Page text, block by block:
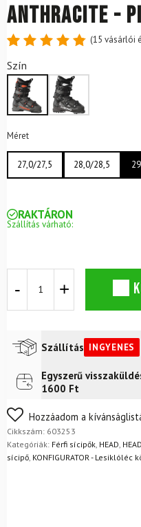
ANTHRACITE -
4.87
5-ből,
értékelés
alapján
(15 vásárlói
Szín
Méret
27,0/27,5 28,0/28,5
RAKTÁRON
Szállítás várható:
Head
ANTHRACITE
PIROS
mennyiség
Szállítás INGYENES
Futár a címreIngyenes
FoxPost
Egyszerű
1600 Ft
Nem biztos a
egyszerűen visszaküldheti
Mik a visszaküldés
Hozzáadom a
Cikkszám: 603253
Kategóriák: Férfi sícipők HEAD
sícipő KONFIGURATOR - Lesiklóléc